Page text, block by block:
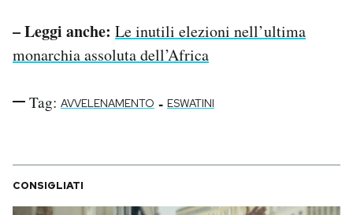
– Leggi anche: Le inutili elezioni nell’ultima
monarchia assoluta dell’Africa
Tag: AVVELENAMENTO - ESWATINI
CONSIGLIATI